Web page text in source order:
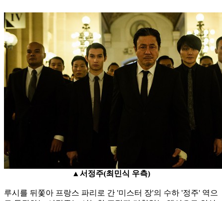
▲서정주(최민식 우측)
루시를 뒤쫓아 프랑스 파리로 간 '미스터 장'의 수하 '정주' 역으